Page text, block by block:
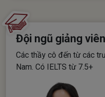
Đội ngũ giảng viên
Các thầy cô đến từ các
Nam. Có IELTS từ 7.5+